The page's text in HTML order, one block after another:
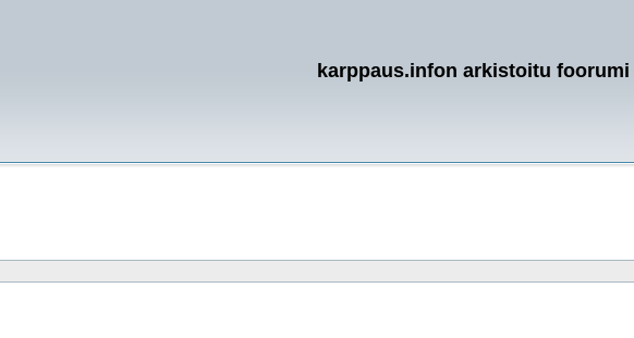
karppaus.infon arkistoitu foorumi